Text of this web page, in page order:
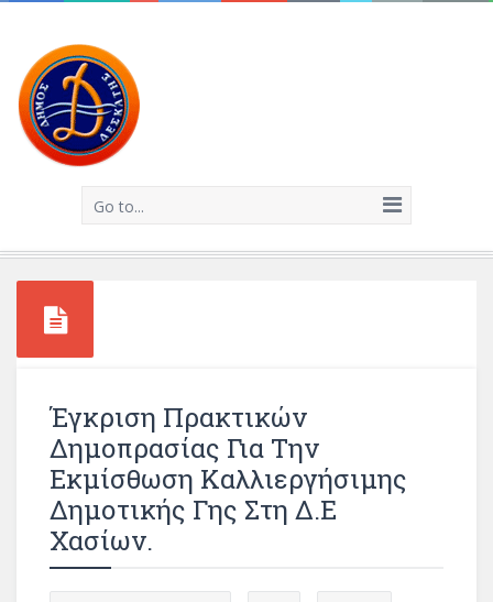
Go to...
Έγκριση Πρακτικών
Δημοπρασίας Για Την
Εκμίσθωση Καλλιεργήσιμης
Δημοτικής Γης Στη Δ.Ε
Χασίων.